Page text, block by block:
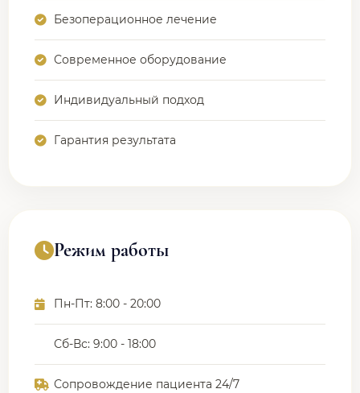
Безоперационное лечение
Современное оборудование
Индивидуальный подход
Гарантия результата
Режим работы
Пн-Пт: 8:00 - 20:00
Сб-Вс: 9:00 - 18:00
Сопровождение пациента 24/7